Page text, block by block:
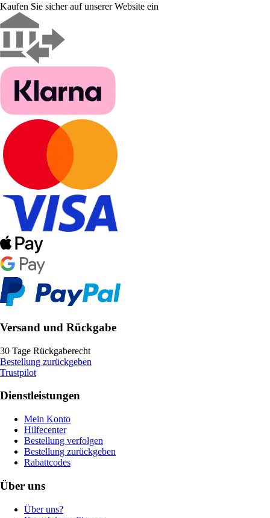
Kaufen Sie sicher auf unserer Website ein
Versand und Rückgabe
30 Tage Rückgaberecht
Bestellung zurückgeben
Trustpilot
Dienstleistungen
Mein Konto
Hilfecenter
Bestellung verfolgen
Bestellung zurückgeben
Rabattcodes
Über uns
Über uns?